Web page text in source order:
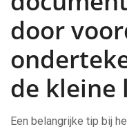
door
de kleine
Een belangrijke tip bij